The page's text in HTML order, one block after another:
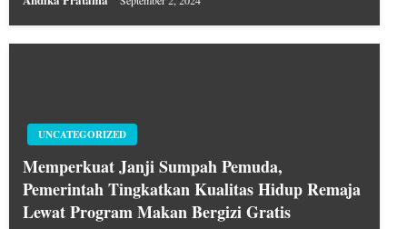
UNCATEGORIZED
Memperkuat Janji Sumpah Pemuda,
Pemerintah Tingkatkan Kualitas Hidup Remaja
Lewat Program Makan Bergizi Gratis